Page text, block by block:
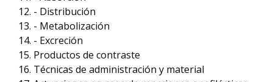
- Distribución
- Metabolización
- Excreción
Productos de contraste
Técnicas de administración y material